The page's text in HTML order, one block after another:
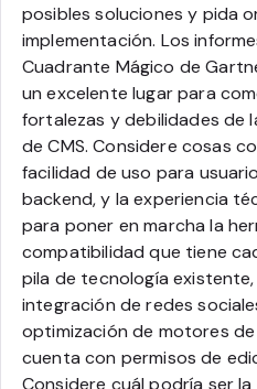
posibles soluciones y pida
implementación. Los
Cuadrante Mágico de
un excelente lugar para
fortalezas y debilidades de
de CMS. Considere cosas
facilidad de uso para
backend, y la experiencia
para poner en marcha la
compatibilidad que tiene
pila de tecnología
integración de redes
optimización de motores de
cuenta con permisos de
Considere cuál podría ser